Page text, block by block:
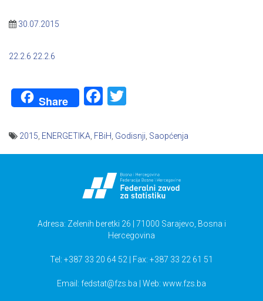
30.07.2015
22.2.6 22.2.6
Share Facebook
2015 ENERGETIKA FBiH Godisnji Saopćenja
Adresa: Zelenih beretki 26 | 71000 Sarajevo, Bosna i
Hercegovina
Tel: +387 33 20 64 52 | Fax: +387 33 22 61 51
Email: fedstat@fzs.ba | Web: www.fzs.ba